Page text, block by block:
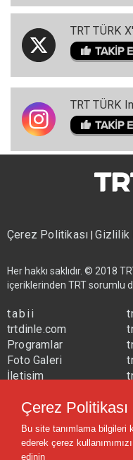
TRT TÜRK
TRT TÜRK
Çerez Politikası|Gizlilik
Her hakkı saklıdır. © 2018
içeriklerinden TRT sorumlu
tabii
trtdinle.com
Programlar
Foto Galeri
İletişim
trtavaz.com.tr
trtmuzik.net.tr
trtcocuk.net.tr
Çerez Politikası
Bu site tanımlama bilgileri
ederek çerez
edinin